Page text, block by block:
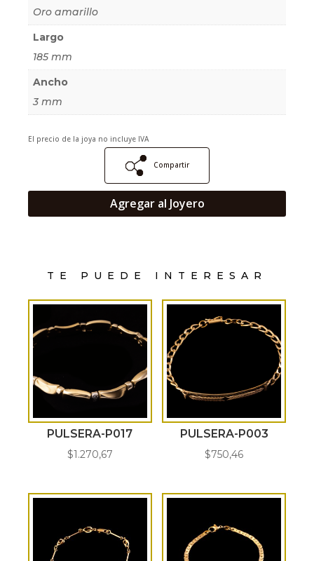
Oro amarillo
Largo
185 mm
Ancho
3 mm
El precio de la joya no incluye IVA
Compartir
Agregar al Joyero
TE PUEDE INTERESAR
PULSERA-P017
$1.270,67
PULSERA-P003
$750,46